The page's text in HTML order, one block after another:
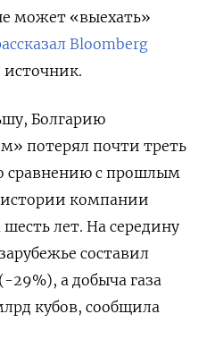
может «выехать»
Bloomberg
Болгарию
потерял почти треть
сравнению с прошлым
компании
лет. На середину
составил
29%), а добыча газа
кубов, сообщила